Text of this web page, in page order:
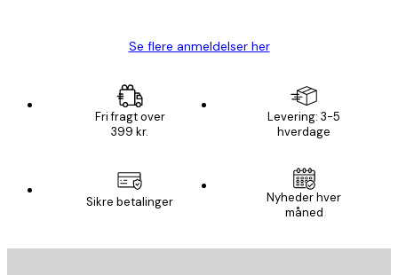
Se flere anmeldelser her
Fri fragt over
399 kr.
Levering: 3-5
hverdage
Sikre betalinger
Nyheder hver
måned